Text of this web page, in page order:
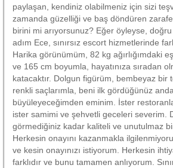
paylaşan, kendiniz olabilmeniz için sizi
zamanda güzelliği ve baş döndüren
birini mi arıyorsunuz? Eğer öyleyse,
adım Ece, sınırsız escort hizmetlerinde
Harika görünümüm, 82 kg ağırlığımdaki
ve 165 cm boyumla, hayatınıza sıradan
katacaktır. Dolgun figürüm, bembeyaz bir
renkli saçlarımla, beni ilk gördüğünüz
büyüleyeceğimden eminim. İster
ister samimi ve şehvetli geceleri severim.
görmediğiniz kadar kaliteli ve unutulmaz
Herkesin onayını kazanmakla
ve kesin onayınızı istiyorum. Herkesin
farklıdır ve bunu tamamen anlıyorum.